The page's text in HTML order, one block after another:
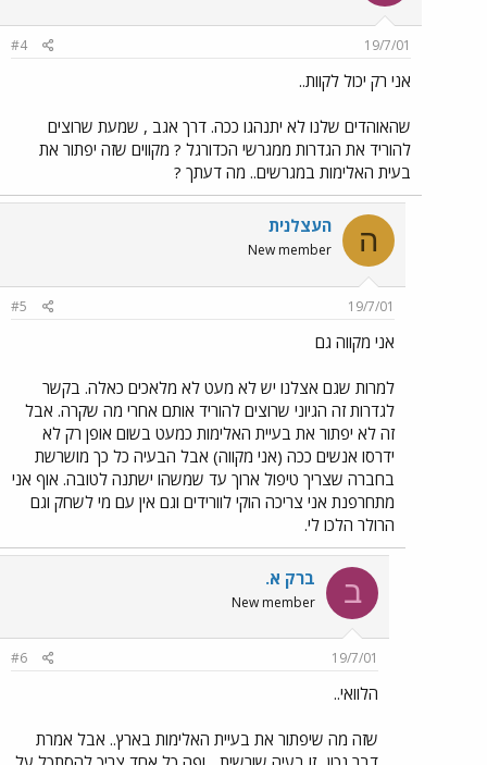
19/7/01
#4
אני רק יכול לקוות..
שהאוהדים שלנו לא יתנהגו ככה. דרך אגב , שמעת שרוצים
להוריד את הגדרות ממגרשי הכדורגל ? מקווים שזה יפתור את
בעית האלימות במגרשים.. מה דעתך ?
ה העצלנית
New member
19/7/01
#5
אני מקווה גם
למרות שגם אצלנו יש לא מעט לא מלאכים כאלה. בקשר
לגדרות זה הגיוני שרוצים להוריד אותם אחרי מה שקרה. אבל
זה לא יפתור את בעיית האלימות כמעט בשום אופן רק לא
ידרסו אנשים ככה (אני מקווה) אבל הבעיה כל כך מושרשת
בחברה שצריך טיפול ארוך עד שמשהו ישתנה לטובה. אוף אני
מתחרפנת אני צריכה הוקי לוורידים וגם אין עם מי לשחק וגם
הרולר הלכו לי.
ב ברק א.
New member
19/7/01
#6
הלוואי..
שזה מה שיפתור את בעיית האלימות בארץ.. אבל אמרת